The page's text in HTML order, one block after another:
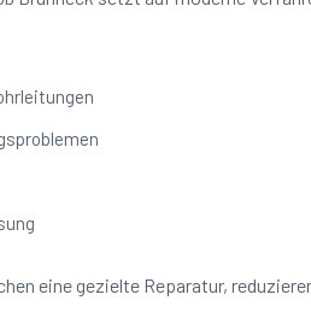
eine gezielte Reparatur,